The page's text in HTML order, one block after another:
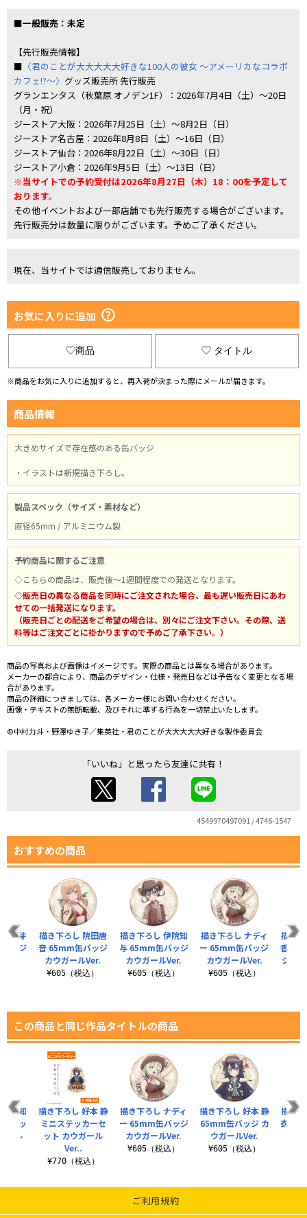
■一般販売：未定
【先行販売情報】
■ 〈君のことが大大大大大好きな100人の彼女 ～アメーリカなコラボ
カフェ!?～〉 グッズ販売所 先行販売
グランエンタス（秋葉原 オノデン1F）：2026年7月4日（土）～20日
（月・祝）
ジーストア大阪：2026年7月25日（土）～8月2日（日）
ジーストア名古屋：2026年8月8日（土）～16日（日）
ジーストア仙台：2026年8月22日（土）～30日（日）
ジーストア小倉：2026年9月5日（土）～13日（日）
※当サイトでの予約受付は2026年8月27日（木）18：00を予定して
おります。
その他イベントおよび一部店舗でも先行販売する場合がございます。
先行販売分は数量に限りがございます。予めご了承ください。
現在、当サイトでは通信販売しておりません。
お気に入りに追加
商品 タイトル
※商品をお気に入りに追加すると、再入荷が決まった際にメールが届きます。
商品情報
大きめサイズで存在感のある缶バッジ
・イラストは新規描き下ろし。
製品スペック（サイズ・素材など）
直径65mm / アルミニウム製
予約商品に関するご注意
◇こちらの商品は、販売後～1週間程度での発送となります。
◇販売日の異なる商品を同時にご注文された場合、最も遅い販売日にあわ
せての一括発送になります。
（販売日ごとの配送をご希望の場合は、別々にご注文下さい。その際、送
料等はご注文ごとに掛かりますので予めご了承下さい。）
商品の写真および画像はイメージです。実際の商品とは異なる場合があります。
メーカーの都合により、商品のデザイン・仕様・発売日などは予告なく変更となる場
合があります。
商品の詳細につきましては、各メーカー様にお問い合わせください。
画像・テキストの無断転載、及びそれに準ずる行為を一切禁止いたします。
©中村力斗・野澤ゆき子／集英社・君のことが大大大大大好きな製作委員会
「いいね」と思ったら友達に共有！
4549970497091 / 4746-1547
おすすめの商品
描き下ろし 伊院知
与 65mm缶バッジ
カウガールVer.
¥605（税込）
描き下ろし ナディ
ー 65mm缶バッジ
カウガールVer.
¥605（税込）
描き
香里
ジ カ
戸芽
ッジ
描き下ろし 院田唐
音 65mm缶バッジ
カウガールVer.
¥605（税込）
この商品と同じ作品タイトルの商品
描き下ろし ナディ
ー 65mm缶バッジ
カウガールVer.
¥605（税込）
描き下ろし 好本 静
65mm缶バッジ カ
ウガールVer.
¥605（税込）
描き
衣
院知
テッ
ール
描き下ろし 好本 静
ミニステッカーセ
ット カウガール
Ver..
¥770（税込）
ご利用規約